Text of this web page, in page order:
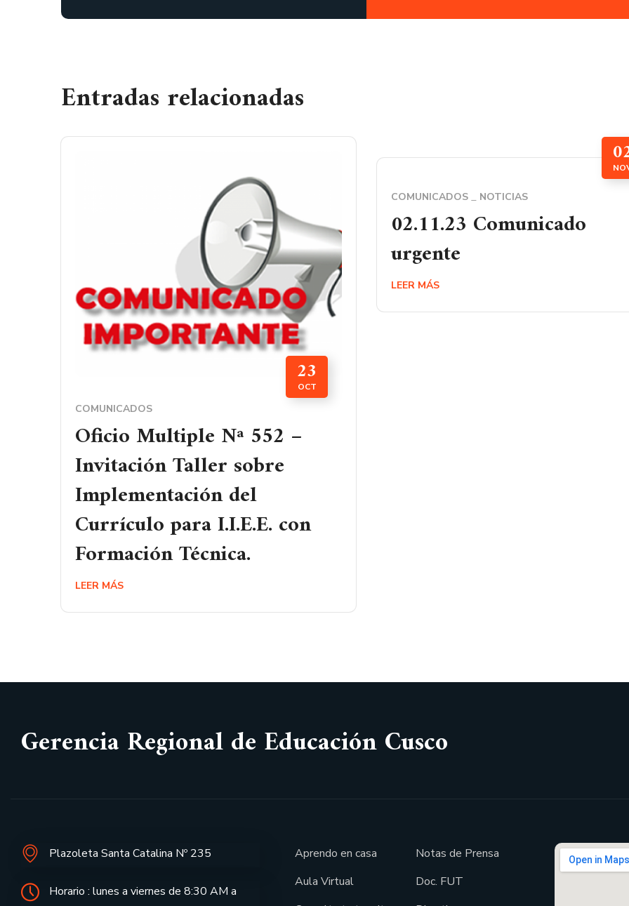
Entradas relacionadas
23
OCT
COMUNICADOS
Oficio Multiple Nª 552 –
Invitación Taller sobre
Implementación del
Currículo para I.I.E.E. con
Formación Técnica.
LEER MÁS
COMUNICADOS NOTICIAS
02.11.23 Comunicado
urgente
LEER MÁS
Gerencia Regional de Educación Cusco
Plazoleta Santa Catalina Nº 235
Horario : lunes a viernes de 8:30 AM a
Aprendo en casa
Aula Virtual
Notas de Prensa
Doc. FUT